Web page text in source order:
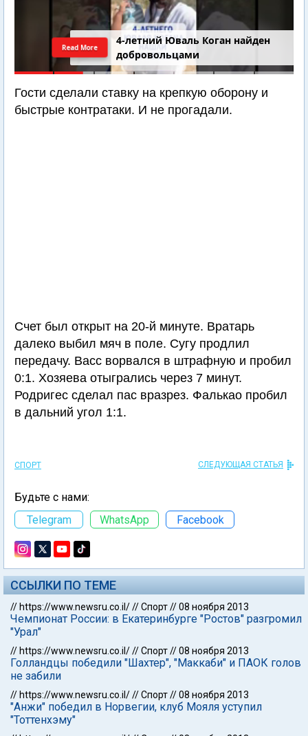
4-летний Юваль Коган найден
добровольцами
Read More
Гости сделали ставку на крепкую оборону и
быстрые контратаки. И не прогадали.
Счет был открыт на 20-й минуте. Вратарь
далеко выбил мяч в поле. Сугу продлил
передачу. Васс ворвался в штрафную и пробил
0:1. Хозяева отыгрались через 7 минут.
Родригес сделал пас вразрез. Фалькао пробил
в дальний угол 1:1.
СПОРТ СЛЕДУЮЩАЯ СТАТЬЯ
Будьте с нами:
Telegram
WhatsApp Facebook
ССЫЛКИ ПО ТЕМЕ
// https://www.newsru.co.il///Спорт//08 ноября 2013
Чемпионат России: в Екатеринбурге "Ростов" разгромил
"Урал"
// https://www.newsru.co.il///Спорт//08 ноября 2013
Голландцы победили "Шахтер", "Маккаби" и ПАОК голов
не забили
// https://www.newsru.co.il///Спорт//08 ноября 2013
"Анжи" победил в Норвегии, клуб Мояля уступил
"Тоттенхэму"